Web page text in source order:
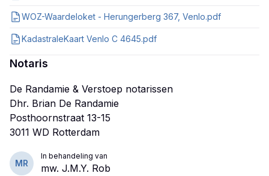
WOZ-Waardeloket - Herungerberg 367, Venlo.pdf
KadastraleKaart Venlo C 4645.pdf
Notaris
De Randamie & Verstoep notarissen
Dhr. Brian De Randamie
Posthoornstraat 13-15
MR
In behandeling van
mw. J.M.Y. Rob